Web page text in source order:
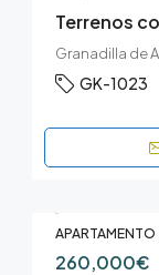
GK-1023
APARTAMENTO
260,000€